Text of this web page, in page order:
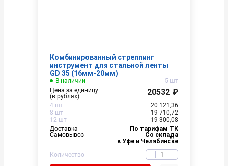
Комбинированный стреппинг
инструмент для стальной ленты
GD 35 (16мм-20мм)
В наличии
5 шт
Цена за единицу
(в рублях)
20532 ₽
4 шт
20 121,36
8 шт
19 710,72
12 шт
19 300,08
Доставка
По тарифам ТК
Самовывоз
Со склада
в Уфе и Челябинске
Количество